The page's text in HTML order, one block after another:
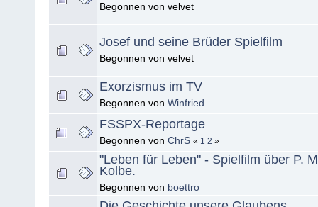
Begonnen von velvet
Josef und seine Brüder Spielfilm
Begonnen von velvet
Exorzismus im TV
Begonnen von Winfried
FSSPX-Reportage
Begonnen von ChrS « 1 2 »
"Leben für Leben" - Spielfilm über P.
Kolbe.
Begonnen von boettro